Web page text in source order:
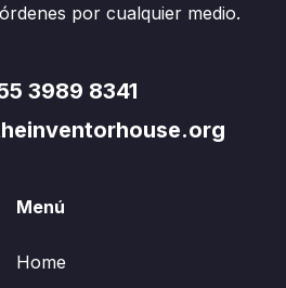
por cualquier medio.
3989 8341
Menú
Home